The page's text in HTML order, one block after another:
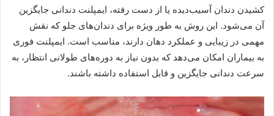
کشیدن دندان آسیب‌دیده یا از دست رفته، ایمپلنت دندانی جایگزین
آن می‌شود. این روش به طور ویژه برای دندان‌های جلو که نقش
مهمی در زیبایی و عملکرد دهان دارند، مناسب است. ایمپلنت فوری
به بیماران امکان می‌دهد که بدون نیاز به دوره‌های طولانی انتظار، به
سرعت دندانی جایگزین و قابل استفاده داشته باشند.